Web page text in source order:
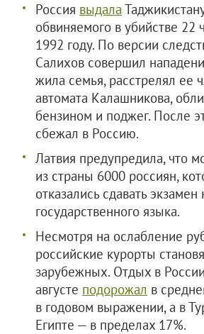
Россия выдала
обвиняемого в убийстве 22
1992 году. По версии
Салихов совершил
жила семья, расстрелял ее
автомата Калашникова,
бензином и поджег. После
сбежал в Россию.
Латвия предупредила, что
из страны 6000 россиян,
отказались сдавать экзамен
государственного языка.
Несмотря на ослабление
российские курорты
зарубежных. Отдых в
августе подорожал в
в годовом выражении, а в
Египте — в пределах 17%.